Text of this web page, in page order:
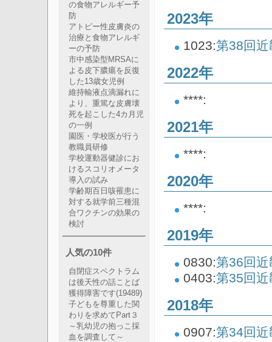
2023年
1023:第38回
2022年
****:
2021年
****:
2020年
****:
2019年
0830:第36回
0403:第35回
2018年
0907:第34回
の食物アレルギー予
防
アトピー性皮膚炎の
治療と食物アレルギ
ーの予防
市中感染型MRSAに
よる皮下膿瘍を反復
した13歳女児例
維持輸液点滴漏れに
より、重篤な皮膚壊
死を起こした4カ月児
の一例
園医・学校医が行う
教職員研修
学校運動器健診にお
けるスコリオメータ
導入の試み
学齢期百日咳罹患に
対する就学前三種混
合ワクチンの効果の
検討
人気の10件
自閉症スペクトラム
は後天性の話ことば
獲得障害です(19489)
子どもを尊重した関
わりを求めてPart３
～乳幼児の抱っこ採
血を調査して～